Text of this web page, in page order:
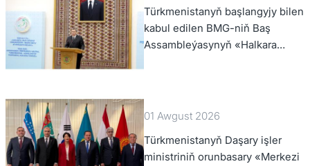
Türkmenistanyň başlangyjy bilen
kabul edilen BMG-niň Baş
Assambleýasynyň «Halkara
01 Awgust 2026
Türkmenistanyň Daşary işler
ministriniň orunbasary «Merkezi